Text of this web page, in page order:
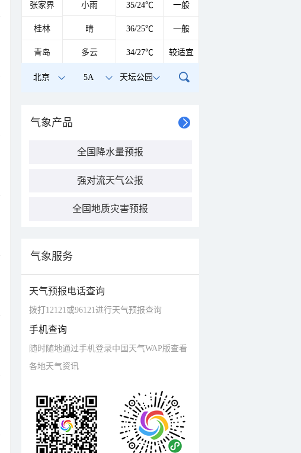
张家界 小雨 35/24℃ 一般
桂林 晴 36/25℃ 一般
青岛 多云 34/27℃ 较适宜
北京 5A 天坛公园
气象产品
全国降水量预报
强对流天气公报
全国地质灾害预报
气象服务
天气预报电话查询
拨打12121或96121进行天气预报查询
手机查询
随时随地通过手机登录中国天气WAP版查看
各地天气资讯